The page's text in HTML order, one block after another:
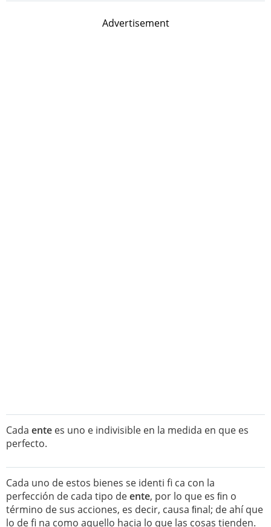
Advertisement
Cada ente es uno e indivisible en la medida en que es
perfecto.
Cada uno de estos bienes se identi fi ca con la
perfección de cada tipo deente, por lo que es ﬁn o
término de sus acciones, es decir, causa ﬁnal; de ahí que
lo de fi na como aquello hacia lo que las cosas tienden.